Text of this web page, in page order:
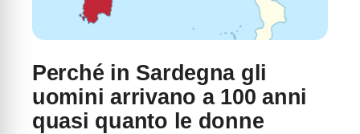
Perché in Sardegna gli
uomini arrivano a 100 anni
quasi quanto le donne